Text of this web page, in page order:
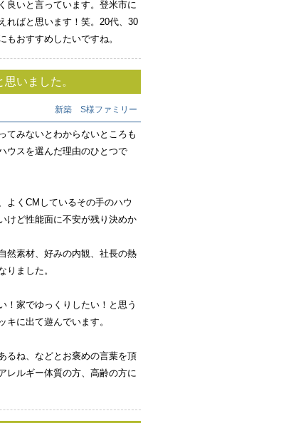
良いと言っています。登米市に
ればと思います！笑。20代、30
おすすめしたいですね。
いました。
新築 S様ファミリー
てみないとわからないところも
ウスを選んだ理由のひとつで
よくCMしているその手のハウ
けど性能面に不安が残り決めか
然素材、好みの内観、社長の熱
りました。
！家でゆっくりしたい！と思う
に出て遊んでいます。
るね、などとお褒めの言葉を頂
レルギー体質の方、高齢の方に